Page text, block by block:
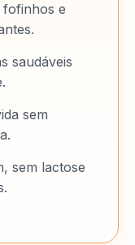
fofinhos e
saudáveis
sem
sem lactose